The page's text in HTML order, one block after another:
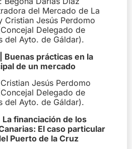
del Mercado de La
Cristian Jesús Perdomo
Delegado de
del Ayto. de Gáldar).
Buenas prácticas en la
de un mercado
Cristian Jesús Perdomo
Delegado de
del Ayto. de Gáldar).
La financiación de los
El caso particular
Puerto de la Cruz